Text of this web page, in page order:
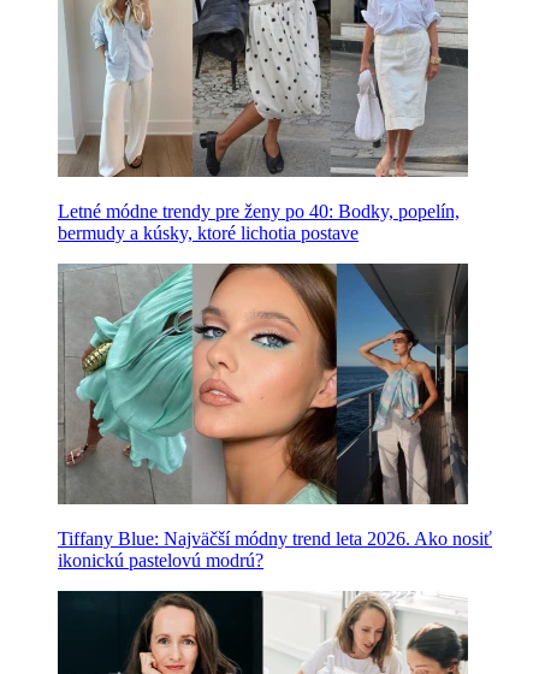
Letné módne trendy pre ženy po 40: Bodky, popelín,
bermudy a kúsky, ktoré lichotia postave
Tiffany Blue: Najväčší módny trend leta 2026. Ako nosiť
ikonickú pastelovú modrú?